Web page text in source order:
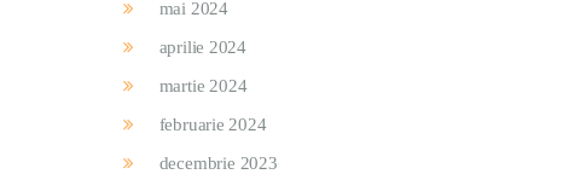
mai 2024
aprilie 2024
martie 2024
februarie 2024
decembrie 2023